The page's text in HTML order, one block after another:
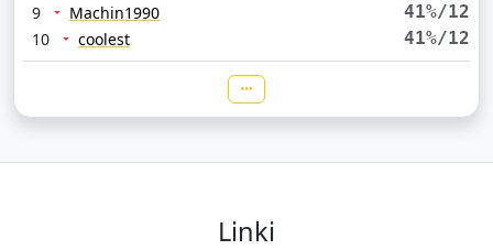
9
Machin1990
41%/12
10
coolest 41%/12
Linki